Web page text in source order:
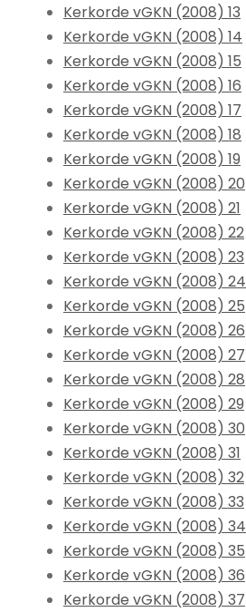
Kerkorde vGKN (2008) 13
Kerkorde vGKN (2008) 14
Kerkorde vGKN (2008) 15
Kerkorde vGKN (2008) 16
Kerkorde vGKN (2008) 17
Kerkorde vGKN (2008) 18
Kerkorde vGKN (2008) 19
Kerkorde vGKN (2008) 20
Kerkorde vGKN (2008) 21
Kerkorde vGKN (2008) 22
Kerkorde vGKN (2008) 23
Kerkorde vGKN (2008) 24
Kerkorde vGKN (2008) 25
Kerkorde vGKN (2008) 26
Kerkorde vGKN (2008) 27
Kerkorde vGKN (2008) 28
Kerkorde vGKN (2008) 29
Kerkorde vGKN (2008) 30
Kerkorde vGKN (2008) 31
Kerkorde vGKN (2008) 32
Kerkorde vGKN (2008) 33
Kerkorde vGKN (2008) 34
Kerkorde vGKN (2008) 35
Kerkorde vGKN (2008) 36
Kerkorde vGKN (2008) 37